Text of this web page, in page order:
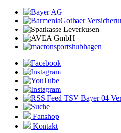
Fanshop
Kontakt